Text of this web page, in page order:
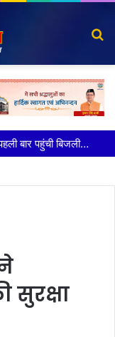
100 किडनी ट्रांसप्लांट की सफलता, हिम्स जौलीग्रांट ने बढ़ाया चिकित्सा सेवाओं का भरोसा
सुरक्षा